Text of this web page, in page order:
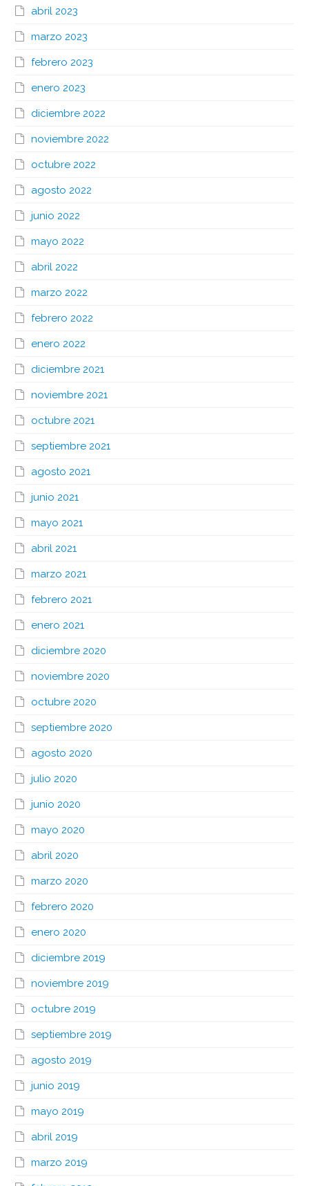
abril 2023
marzo 2023
febrero 2023
enero 2023
diciembre 2022
noviembre 2022
octubre 2022
agosto 2022
junio 2022
mayo 2022
abril 2022
marzo 2022
febrero 2022
enero 2022
diciembre 2021
noviembre 2021
octubre 2021
septiembre 2021
agosto 2021
junio 2021
mayo 2021
abril 2021
marzo 2021
febrero 2021
enero 2021
diciembre 2020
noviembre 2020
octubre 2020
septiembre 2020
agosto 2020
julio 2020
junio 2020
mayo 2020
abril 2020
marzo 2020
febrero 2020
enero 2020
diciembre 2019
noviembre 2019
octubre 2019
septiembre 2019
agosto 2019
junio 2019
mayo 2019
abril 2019
marzo 2019